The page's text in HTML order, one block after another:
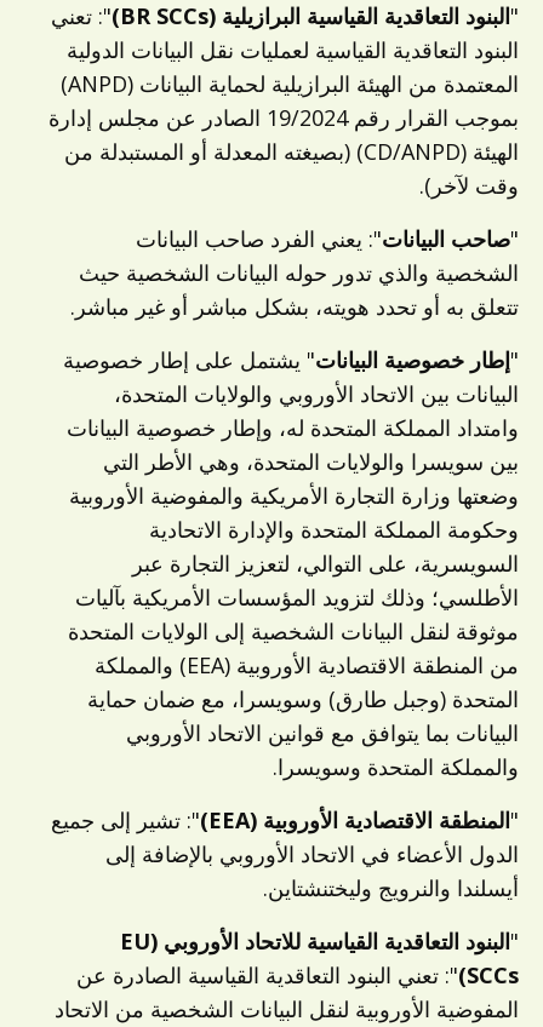
"البنود التعاقدية القياسية البرازيلية (BR SCCs)
": تعني
البنود التعاقدية القياسية لعمليات نقل البيانات الدولية
المعتمدة من الهيئة البرازيلية لحماية البيانات (ANPD)
بموجب القرار رقم 19/2024 الصادر عن مجلس إدارة
الهيئة (CD/ANPD) (بصيغته المعدلة أو المستبدلة من
وقت لآخر).
"صاحب البيانات": يعني الفرد صاحب البيانات
الشخصية والذي تدور حوله البيانات الشخصية حيث
تتعلق به أو تحدد هويته، بشكل مباشر أو غير مباشر.
"إطار خصوصية البيانات" يشتمل على إطار خصوصية
البيانات بين الاتحاد الأوروبي والولايات المتحدة،
وامتداد المملكة المتحدة له، وإطار خصوصية البيانات
بين سويسرا والولايات المتحدة، وهي الأطر التي
وضعتها وزارة التجارة الأمريكية والمفوضية الأوروبية
وحكومة المملكة المتحدة والإدارة الاتحادية
السويسرية، على التوالي، لتعزيز التجارة عبر
الأطلسي؛ وذلك لتزويد المؤسسات الأمريكية بآليات
موثوقة لنقل البيانات الشخصية إلى الولايات المتحدة
من المنطقة الاقتصادية الأوروبية (EEA) والمملكة
المتحدة (وجبل طارق) وسويسرا، مع ضمان حماية
البيانات بما يتوافق مع قوانين الاتحاد الأوروبي
والمملكة المتحدة وسويسرا.
"المنطقة الاقتصادية الأوروبية (EEA)
": تشير إلى جميع
الدول الأعضاء في الاتحاد الأوروبي بالإضافة إلى
أيسلندا والنرويج وليختنشتاين.
"
البنود التعاقدية القياسية للاتحاد الأوروبي (EU
SCCs) ": تعني البنود التعاقدية القياسية الصادرة عن
المفوضية الأوروبية لنقل البيانات الشخصية من الاتحاد